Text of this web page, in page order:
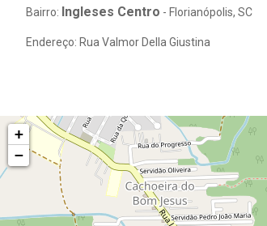
Bairro: Ingleses Centro - Florianópolis, SC
Endereço: Rua Valmor Della Giustina
+
−